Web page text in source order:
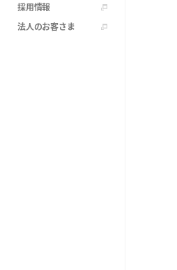
採用情報
法人のお客さま